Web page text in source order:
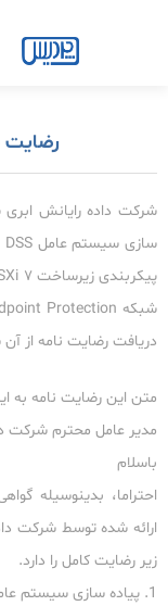
رضایت
شرکت داده رایانش ابری
دریافت رضایت نامه از
متن این رضایت نامه به
مدیر عامل محترم شرکت
باسلام
احتراما، بدینوسیله
ارائه شده توسط شرکت
زیر رضایت کامل را دارد.
1. پیاده سازی سیستم عامل Open-E Jovian DSS